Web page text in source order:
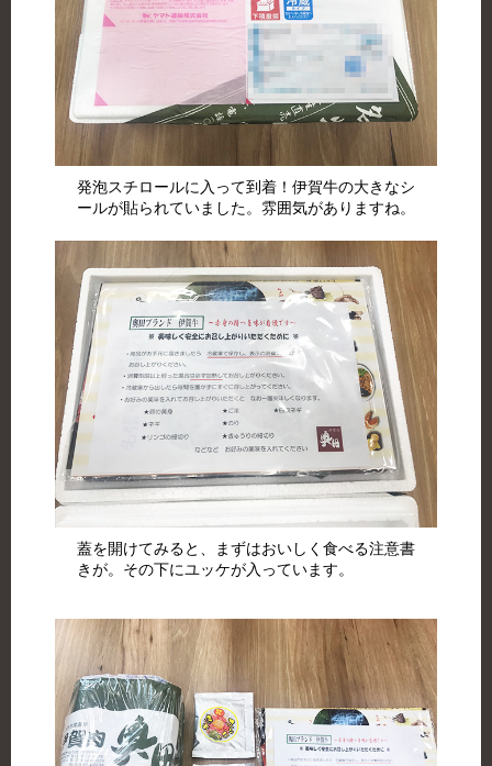
発泡スチロールに入って到着！伊賀牛の大きなシ
ールが貼られていました。雰囲気がありますね。
蓋を開けてみると、まずはおいしく食べる注意書
きが。その下にユッケが入っています。